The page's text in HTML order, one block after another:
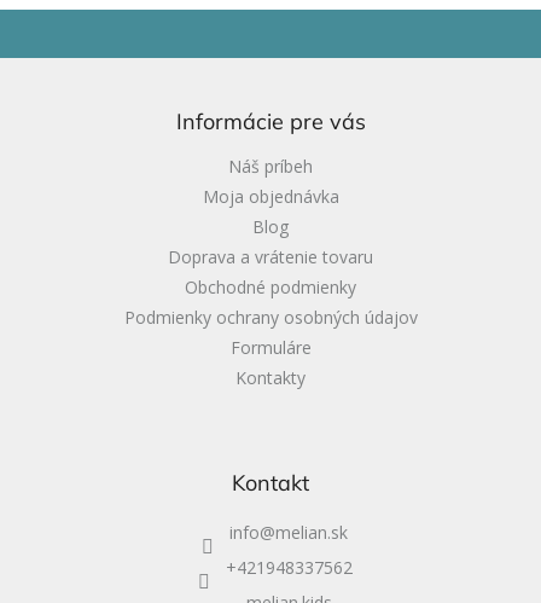
Informácie pre vás
Náš príbeh
Moja objednávka
Blog
Doprava a vrátenie tovaru
Obchodné podmienky
Podmienky ochrany osobných údajov
Formuláre
Kontakty
Kontakt
info@melian.sk
+421948337562